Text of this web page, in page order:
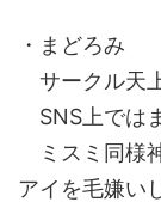
・まどろみ
サークル天
SNS上では
ミスミ同様
アイを毛嫌い